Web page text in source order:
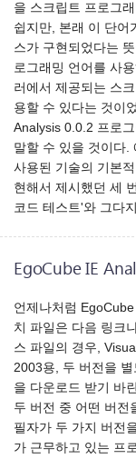
을 스크립트 프로그
쉽지만, 본래 이 단어
스가 구현되었다는
로그래밍 언어를 사
러에서 제공되는 스
용할 수 있다는 것이
Analysis 0.0.2 프로
말할 수 있을 것이다.
사용된 기술의 기본
현해서 제시했던 세
코드 테스트'와 그다
EgoCube IE
언제나처럼
치 파일은 다음 링크
스 파일의 경우,
2003용, 두 버전을
을 다운로드 받기 바
두 버전 중 어떤 버전
필자가 두 가지 버전
가 근무하고 있는 프